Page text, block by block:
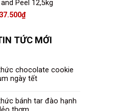
and Peel 12,5kg
₫
TỨC MỚI
chocolate cookie
ngày tết
bánh tar đào hạnh